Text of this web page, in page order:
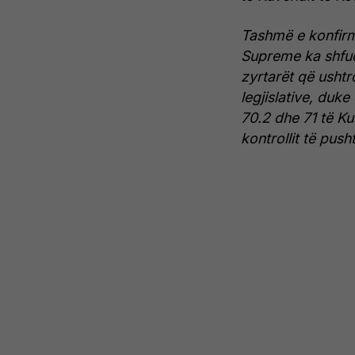
Tashmë e
Supreme ka
zyrtarët që
legjislative, duke
70.2 dhe 71 të
kontrollit të